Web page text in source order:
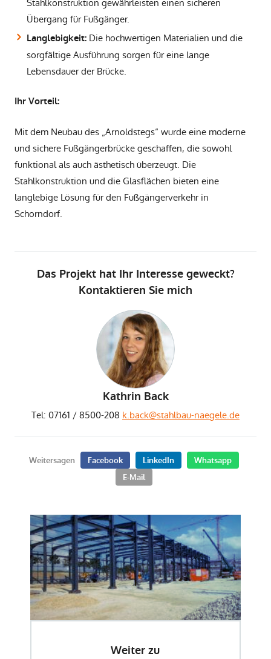
Stahlkonstruktion gewährleisten einen sicheren
Übergang für Fußgänger.
Langlebigkeit: Die hochwertigen Materialien und die
sorgfältige Ausführung sorgen für eine lange
Lebensdauer der Brücke.
Ihr Vorteil:
Mit dem Neubau des „Arnoldstegs“ wurde eine moderne
und sichere Fußgängerbrücke geschaffen, die sowohl
funktional als auch ästhetisch überzeugt. Die
Stahlkonstruktion und die Glasflächen bieten eine
langlebige Lösung für den Fußgängerverkehr in
Schorndorf.
Das Projekt hat Ihr Interesse geweckt?
Kontaktieren Sie mich
Kathrin Back
Tel: 07161 / 8500-208 k.back@stahlbau-naegele.de
Weitersagen Facebook LinkedIn
Whatsapp
E-Mail
Weiter zu